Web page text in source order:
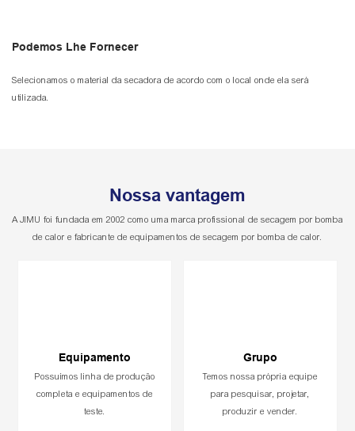
Podemos Lhe Fornecer
Selecionamos o material da secadora de acordo com o local onde ela será
utilizada.
Nossa vantagem
A JIMU foi fundada em 2002 como uma marca profissional de secagem por bomba
de calor e fabricante de equipamentos de secagem por bomba de calor.
Equipamento
Possuímos linha de produção
completa e equipamentos de
teste.
Grupo
Temos nossa própria equipe
para pesquisar, projetar,
produzir e vender.